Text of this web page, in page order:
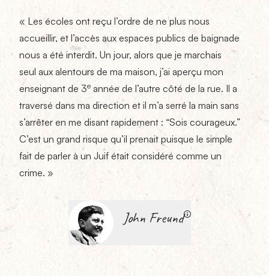
« Les écoles ont reçu l’ordre de ne plus nous
accueillir, et l’accès aux espaces publics de baignade
nous a été interdit. Un jour, alors que je marchais
seul aux alentours de ma maison, j’ai aperçu mon
enseignant de 3e année de l’autre côté de la rue. Il a
traversé dans ma direction et il m’a serré la main sans
s’arrêter en me disant rapidement : “Sois courageux.”
C’est un grand risque qu’il prenait puisque le simple
fait de parler à un Juif était considéré comme un
crime. »
John Freund